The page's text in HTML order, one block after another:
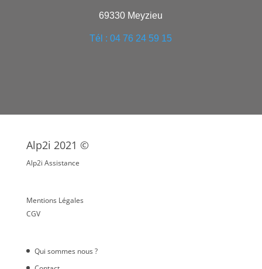
69330 Meyzieu
Tél : 04 76 24 59 15
Alp2i 2021 ©
Alp2i Assistance
Mentions Légales
CGV
Qui sommes nous ?